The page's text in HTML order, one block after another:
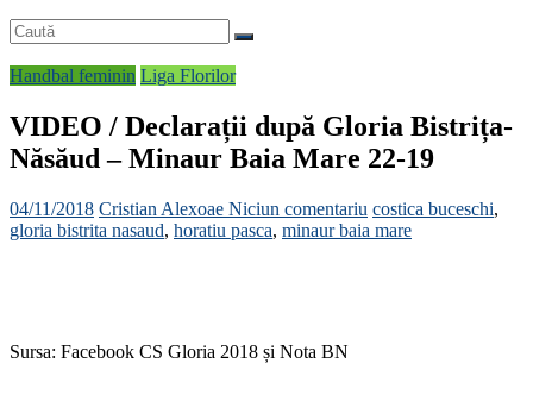
Handbal feminin Liga Florilor
VIDEO / Declarații după Gloria Bistrița-
Năsăud – Minaur Baia Mare 22-19
04/11/2018 Cristian Alexoae Niciun comentariu costica buceschi,
gloria bistrita nasaud, horatiu pasca, minaur baia mare
Sursa: Facebook CS Gloria 2018 și Nota BN